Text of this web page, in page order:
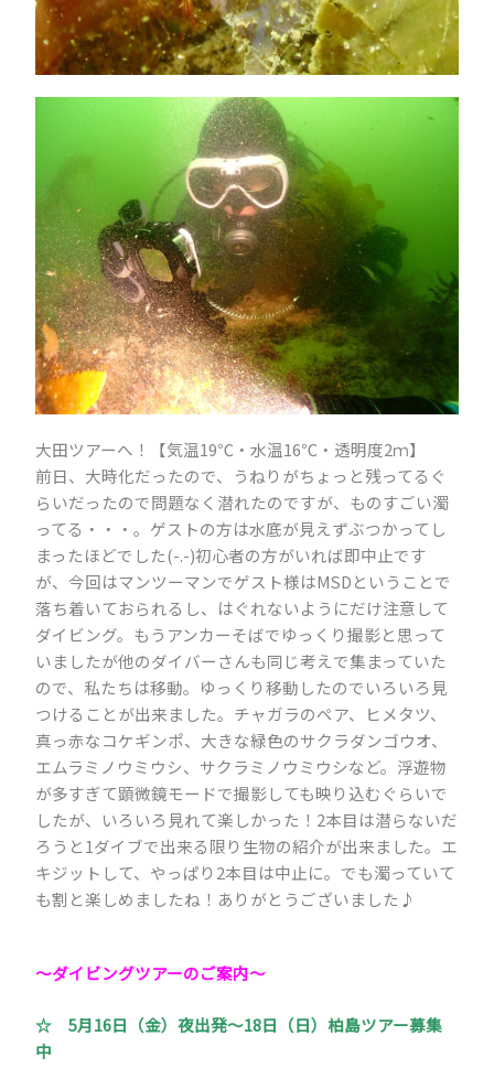
大田ツアーへ！【気温19℃・水温16℃・透明度2ｍ】
前日、大時化だったので、うねりがちょっと残ってるぐ
らいだったので問題なく潜れたのですが、ものすごい濁
ってる・・・。ゲストの方は水底が見えずぶつかってし
まったほどでした(-.-)初心者の方がいれば即中止です
が、今回はマンツーマンでゲスト様はMSDということで
落ち着いておられるし、はぐれないようにだけ注意して
ダイビング。もうアンカーそばでゆっくり撮影と思って
いましたが他のダイバーさんも同じ考えで集まっていた
ので、私たちは移動。ゆっくり移動したのでいろいろ見
つけることが出来ました。チャガラのペア、ヒメタツ、
真っ赤なコケギンポ、大きな緑色のサクラダンゴウオ、
エムラミノウミウシ、サクラミノウミウシなど。浮遊物
が多すぎて顕微鏡モードで撮影しても映り込むぐらいで
したが、いろいろ見れて楽しかった！2本目は潜らないだ
ろうと1ダイブで出来る限り生物の紹介が出来ました。エ
キジットして、やっぱり2本目は中止に。でも濁っていて
も割と楽しめましたね！ありがとうございました♪
～ダイビングツアーのご案内～
☆ 5月16日（金）夜出発～18日（日）柏島ツアー募集
中